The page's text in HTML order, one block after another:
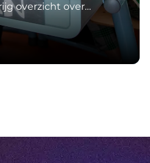
overzicht over
zodat je ruimte
en duurzaam